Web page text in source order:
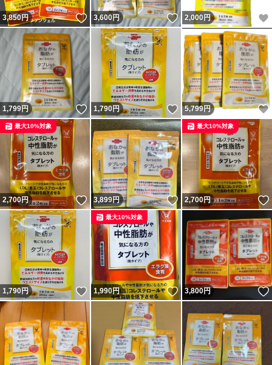
3,850円 いいね！
3,600円 いいね！
2,000 円
1,799円 いいね！
1,790円 いいね！
5,799円
2,700円 いいね！
最大10%対象
3,899円 いいね！
2,700円
最大10%対象
1,790円 いいね！
1,990円 いいね！
最大10%対象
3,800円